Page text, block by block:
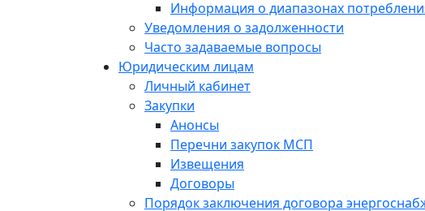
Информация о диапазонах
Уведомления о задолженности
Часто задаваемые вопросы
Юридическим лицам
Личный кабинет
Закупки
Анонсы
Перечни закупок МСП
Извещения
Договоры
Порядок заключения договора